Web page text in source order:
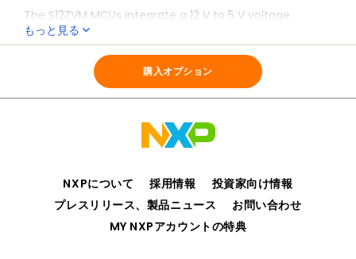
The S12ZVM MCUs integrate a 12 V to 5 V voltage
regulator, LIN physical layer or CAN physical layer, and a
Gate Driver Unit (GDU) to control six power MOSFETs.
もっと見る
S12ZVM
購入オプション
NXPについて 採用情報
投資家向け情報
プレスリリース、製品ニュース
お問い合わせ
MY NXPアカウントの特典